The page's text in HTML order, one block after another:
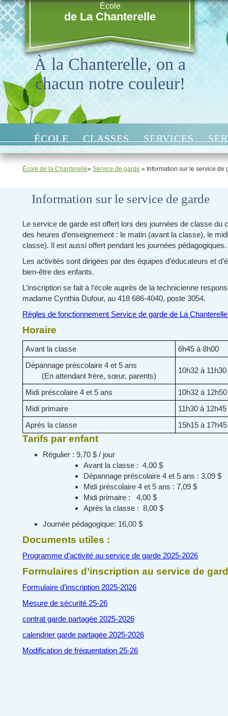
École
de La Chanterelle
À la Chanterelle, on a
chacun notre couleur!
ÉCOLE CLASSES SERVICES
École de la Chanterelle» Service de garde » Information sur le service de
Information sur le service de garde
Le service de garde est offert lors des journées de classe du
des heures d’enseignement : le matin (avant la classe), le
classe). Il est aussi offert pendant les journées pédagogiques.
Les activités sont dirigées par des équipes d’éducateurs et
bien-être des enfants.
L’inscription se fait à l’école auprès de la technicienne
madame Cynthia Dufour, au 418 686-4040, poste 3054.
Règles de fonctionnement Service de garde de La
Horaire
Avant la classe
6h45 à 8h00
Dépannage préscolaire 4 et 5 ans
(En attendant frère, sœur, parents)
10h32 à 11h30
Midi préscolaire 4 et 5 ans
10h32 à 12h50
Midi primaire
11h30 à 12h45
Après la classe
15h15 à 17h45
Tarifs par enfant
Régulier : 9,70 $ / jour
Avant la classe : 4,00 $
Dépannage préscolaire 4 et 5 ans : 3,09 $
Midi préscolaire 4 et 5 ans : 7,09 $
Midi primaire : 4,00 $
Après la classe : 8,00 $
Journée pédagogique: 16,00 $
Documents utiles :
Programme d’activité au service de garde 2025-2026
Formulaires d’inscription au service de
Formulaire d’inscription 2025-2026
Mesure de sécurité 25-26
contrat garde partagée 2025-2026
calendrier garde partagée 2025-2026
Modification de fréquentation 25-26